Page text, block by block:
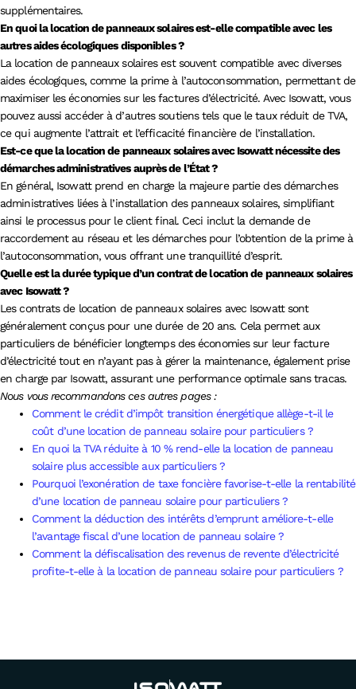
supplémentaires.
En quoi la location de panneaux solaires est-elle compatible avec les
autres aides écologiques disponibles ?
La location de panneaux solaires est souvent compatible avec diverses
aides écologiques, comme la prime à l’autoconsommation, permettant de
maximiser les économies sur les factures d’électricité. Avec Isowatt, vous
pouvez aussi accéder à d’autres soutiens tels que le taux réduit de TVA,
ce qui augmente l’attrait et l’efficacité financière de l’installation.
Est-ce que la location de panneaux solaires avec Isowatt nécessite des
démarches administratives auprès de l’État ?
En général, Isowatt prend en charge la majeure partie des démarches
administratives liées à l’installation des panneaux solaires, simplifiant
ainsi le processus pour le client final. Ceci inclut la demande de
raccordement au réseau et les démarches pour l’obtention de la prime à
l’autoconsommation, vous offrant une tranquillité d’esprit.
Quelle est la durée typique d’un contrat de location de panneaux solaires
avec Isowatt ?
Les contrats de location de panneaux solaires avec Isowatt sont
généralement conçus pour une durée de 20 ans. Cela permet aux
particuliers de bénéficier longtemps des économies sur leur facture
d’électricité tout en n’ayant pas à gérer la maintenance, également prise
en charge par Isowatt, assurant une performance optimale sans tracas.
Nous vous recommandons ces autres pages :
Comment le crédit d’impôt transition énergétique allège-t-il le
coût d’une location de panneau solaire pour particuliers ?
En quoi la TVA réduite à 10 % rend-elle la location de panneau
solaire plus accessible aux particuliers ?
Pourquoi l’exonération de taxe foncière favorise-t-elle la rentabilité
d’une location de panneau solaire pour particuliers ?
Comment la déduction des intérêts d’emprunt améliore-t-elle
l’avantage fiscal d’une location de panneau solaire ?
Comment la défiscalisation des revenus de revente d’électricité
profite-t-elle à la location de panneau solaire pour particuliers ?